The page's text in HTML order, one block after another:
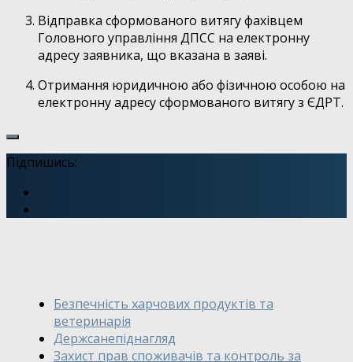
Відправка сформованого витягу фахівцем
Головного управління ДПСС на електронну
адресу заявника, що вказана в заяві.
Отримання юридичною або фізичною особою на
електронну адресу сформованого витягу з ЄДРТ.
Підпишись:
Безпечність харчових продуктів та
ветеринарія
Держсанепіднагляд
Захист прав споживачів та контроль за